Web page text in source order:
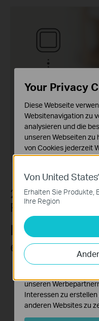
2,4" E-Ink-
Papier.
Immer hell,
erforderlich!
Von United
Erhalten Sie Produkte,
Ihre Region
Your Privacy
Diese Webseite
Websitenavigation zu
analysieren und die
unseren Webseiten zu
von Cookies jederzeit
Informationen finden
Diese Cookies sind zur
Analyse- und
Analyse-Cookies
unserer Website zu
unserer Website zu
unseren
Interessen zu
anderen Websites zu